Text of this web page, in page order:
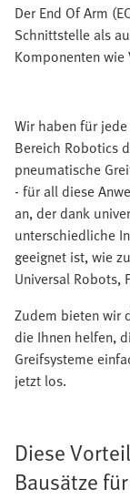
Der End Of Arm
Schnittstelle als
Komponenten
Wir haben für
Bereich Robotics
pneumatische
- für all diese
an, der dank
unterschiedliche
geeignet ist, wie
Universal Robots,
Zudem bieten wir
die Ihnen helfen,
Greifsysteme
jetzt los.
Diese
Bausätze